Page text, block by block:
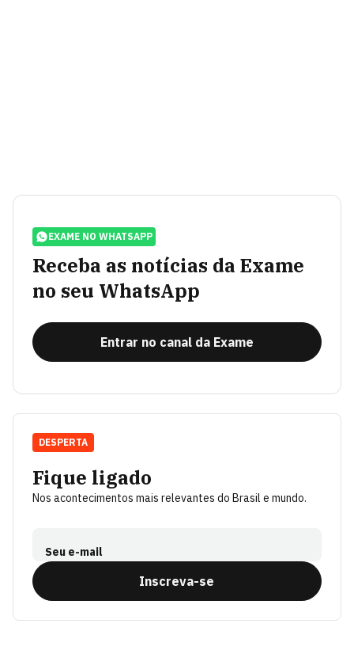
EXAME NO WHATSAPP
Receba as notícias da Exame
no seu WhatsApp
Entrar no canal da Exame
Fique ligado
Nos acontecimentos mais relevantes do Brasil e mundo.
Seu e-mail
Inscreva-se
DESPERTA